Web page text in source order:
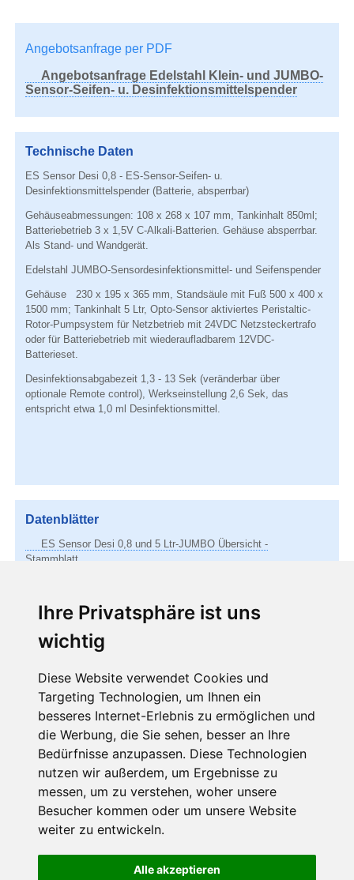
Ihre Privatsphäre ist uns
wichtig
Diese Website verwendet Cookies und
Targeting Technologien, um Ihnen ein
besseres Internet-Erlebnis zu ermöglichen und
die Werbung, die Sie sehen, besser an Ihre
Bedürfnisse anzupassen. Diese Technologien
nutzen wir außerdem, um Ergebnisse zu
messen, um zu verstehen, woher unsere
Besucher kommen oder um unsere Website
weiter zu entwickeln.
Alle akzeptieren
Angebotsanfrage per PDF
Angebotsanfrage Edelstahl Klein- und JUMBO-
Sensor-Seifen- u. Desinfektionsmittelspender
Technische Daten
ES Sensor Desi 0,8 - ES-Sensor-Seifen- u.
Desinfektionsmittelspender (Batterie, absperrbar)
Gehäuseabmessungen: 108 x 268 x 107 mm, Tankinhalt 850ml;
Batteriebetrieb 3 x 1,5V C-Alkali-Batterien. Gehäuse absperrbar.
Als Stand- und Wandgerät.
Edelstahl JUMBO-Sensordesinfektionsmittel- und Seifenspender
Gehäuse 230 x 195 x 365 mm, Standsäule mit Fuß 500 x 400 x
1500 mm; Tankinhalt 5 Ltr, Opto-Sensor aktiviertes Peristaltic-
Rotor-Pumpsystem für Netzbetrieb mit 24VDC Netzsteckertrafo
oder für Batteriebetrieb mit wiederaufladbarem 12VDC-
Batterieset.
Desinfektionsabgabezeit 1,3 - 13 Sek (veränderbar über
optionale Remote control), Werkseinstellung 2,6 Sek, das
entspricht etwa 1,0 ml Desinfektionsmittel.
Datenblätter
ES Sensor Desi 0,8 und 5 Ltr-JUMBO Übersicht -
Stammblatt
Zum Bezug des Newsletters jetzt auf das grüne Feld
Newsletterverwaltung
Navigation
überspringen
Sitemap AGB Datenschutz